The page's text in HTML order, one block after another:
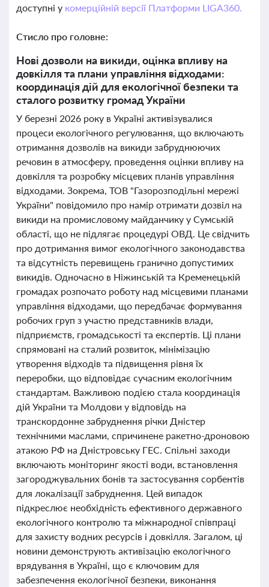
доступні у комерційній версії Платформи LIGA360.
Стисло про головне:
Нові дозволи на викиди, оцінка впливу на
довкілля та плани управління відходами:
координація дій для екологічної безпеки та
сталого розвитку громад України
У березні 2026 року в Україні активізувалися
процеси екологічного регулювання, що включають
отримання дозволів на викиди забруднюючих
речовин в атмосферу, проведення оцінки впливу на
довкілля та розробку місцевих планів управління
відходами. Зокрема, ТОВ "Газорозподільні мережі
України" повідомило про намір отримати дозвіл на
викиди на промисловому майданчику у Сумській
області, що не підлягає процедурі ОВД. Це свідчить
про дотримання вимог екологічного законодавства
та відсутність перевищень гранично допустимих
викидів. Одночасно в Ніжинській та Кременецькій
громадах розпочато роботу над місцевими планами
управління відходами, що передбачає формування
робочих груп з участю представників влади,
підприємств, громадськості та експертів. Ці плани
спрямовані на сталий розвиток, мінімізацію
утворення відходів та підвищення рівня їх
переробки, що відповідає сучасним екологічним
стандартам. Важливою подією стала координація
дій України та Молдови у відповідь на
транскордонне забруднення річки Дністер
технічними маслами, спричинене ракетно-дроновою
атакою РФ на Дністровську ГЕС. Спільні заходи
включають моніторинг якості води, встановлення
загороджувальних бонів та застосування сорбентів
для локалізації забруднення. Цей випадок
підкреслює необхідність ефективного державного
екологічного контролю та міжнародної співпраці
для захисту водних ресурсів і довкілля. Загалом, ці
новини демонструють активізацію екологічного
врядування в Україні, що є ключовим для
забезпечення екологічної безпеки, виконання